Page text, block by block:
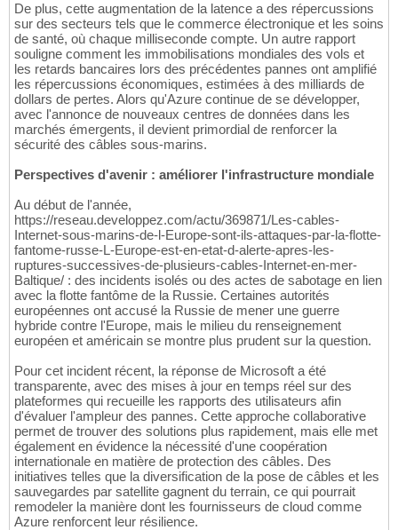
De plus, cette augmentation de la latence a des répercussions
sur des secteurs tels que le commerce électronique et les soins
de santé, où chaque milliseconde compte. Un autre rapport
souligne comment les immobilisations mondiales des vols et
les retards bancaires lors des précédentes pannes ont amplifié
les répercussions économiques, estimées à des milliards de
dollars de pertes. Alors qu'Azure continue de se développer,
avec l'annonce de nouveaux centres de données dans les
marchés émergents, il devient primordial de renforcer la
sécurité des câbles sous-marins.
Perspectives d'avenir : améliorer l'infrastructure mondiale
Au début de l'année,
https://reseau.developpez.com/actu/369871/Les-cables-
Internet-sous-marins-de-l-Europe-sont-ils-attaques-par-la-flotte-
fantome-russe-L-Europe-est-en-etat-d-alerte-apres-les-
ruptures-successives-de-plusieurs-cables-Internet-en-mer-
Baltique/ : des incidents isolés ou des actes de sabotage en lien
avec la flotte fantôme de la Russie. Certaines autorités
européennes ont accusé la Russie de mener une guerre
hybride contre l'Europe, mais le milieu du renseignement
européen et américain se montre plus prudent sur la question.
Pour cet incident récent, la réponse de Microsoft a été
transparente, avec des mises à jour en temps réel sur des
plateformes qui recueille les rapports des utilisateurs afin
d'évaluer l'ampleur des pannes. Cette approche collaborative
permet de trouver des solutions plus rapidement, mais elle met
également en évidence la nécessité d'une coopération
internationale en matière de protection des câbles. Des
initiatives telles que la diversification de la pose de câbles et les
sauvegardes par satellite gagnent du terrain, ce qui pourrait
remodeler la manière dont les fournisseurs de cloud comme
Azure renforcent leur résilience.